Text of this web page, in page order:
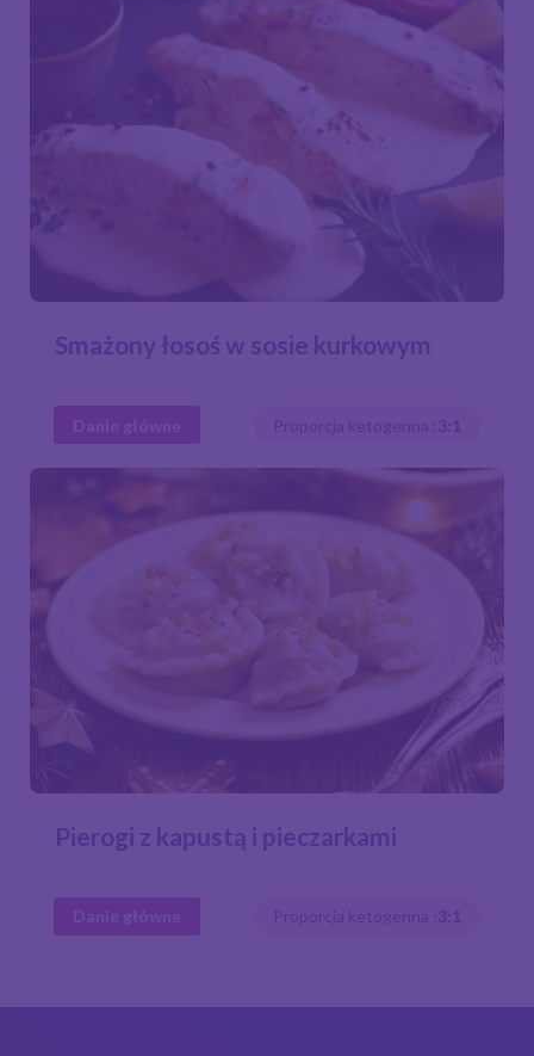
Smażony łosoś w sosie kurkowym
Danie główne Proporcja ketogenna : 3:1
Pierogi z kapustą i pieczarkami
Danie główne Proporcja ketogenna : 3:1